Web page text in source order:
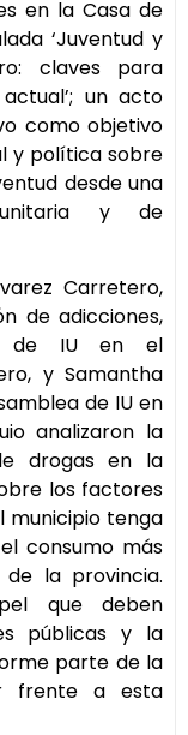
en la Casa de
‘Juventud y
claves para
un acto
como objetivo
y política sobre
desde una
y de
Carretero,
de adicciones,
de IU en el
y Samantha
de IU en
analizaron la
drogas en la
los factores
municipio tenga
consumo más
la provincia.
que deben
públicas y la
parte de la
frente a esta